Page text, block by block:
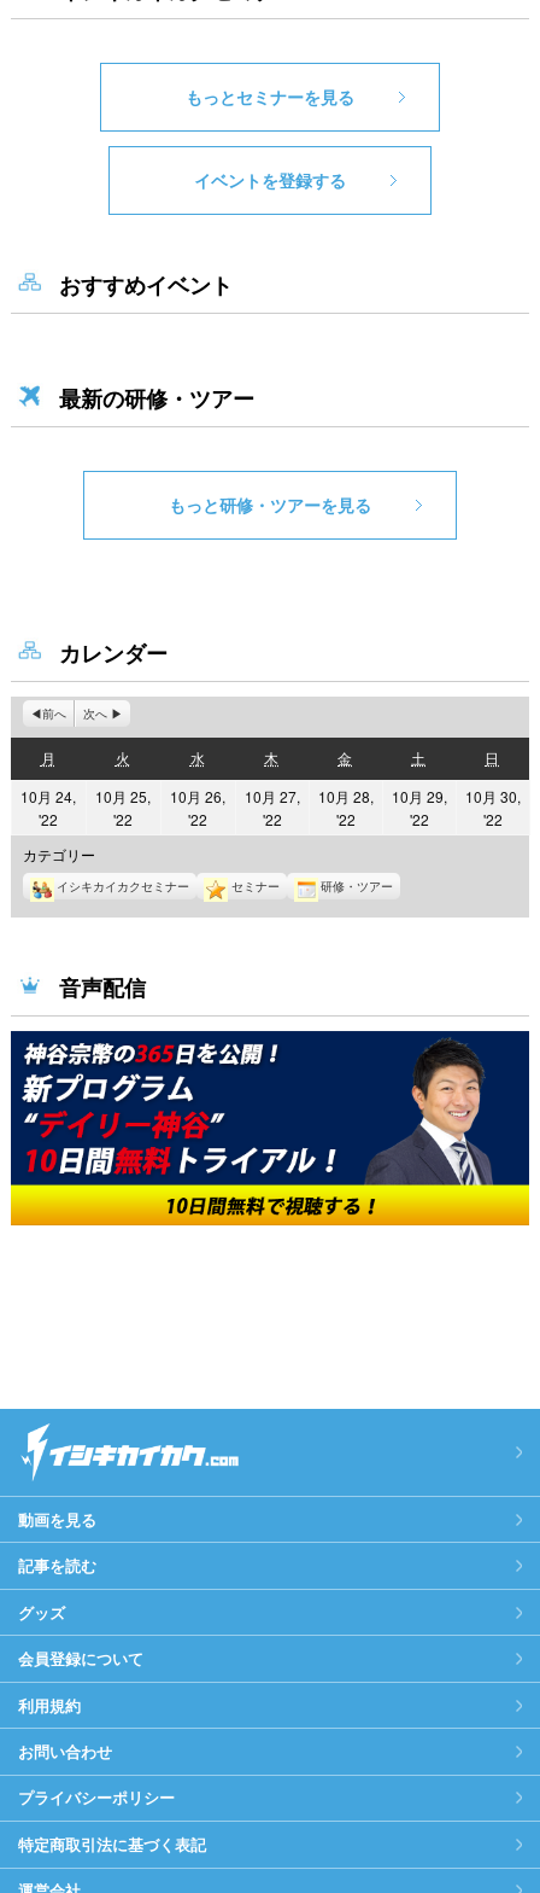
もっとセミナーを見る
イベントを登録する
おすすめイベント
最新の研修・ツアー
もっと研修・ツアーを見る
カレンダー
前へ 次へ
月
曜
日
火
曜
日
水水
曜
日
木
曜
日
金金
曜
日
土
曜
日
日
曜
日
10月 24,
'22
年
10
月
24
10月 25,
'22
10
月
25
10月 26,
'22
10
月
26
10月 27,
'222022
10
月
27
10月 28,
'222022
10
月
28
10月 29,
'222022
29
10月 30,
'222022
30
カテゴリー
イシキカイカクセミナー セミナー 研修・ツアー
音声配信
動画を見る
記事を読む
グッズ
会員登録について
利用規約
お問い合わせ
プライバシーポリシー
特定商取引法に基づく表記